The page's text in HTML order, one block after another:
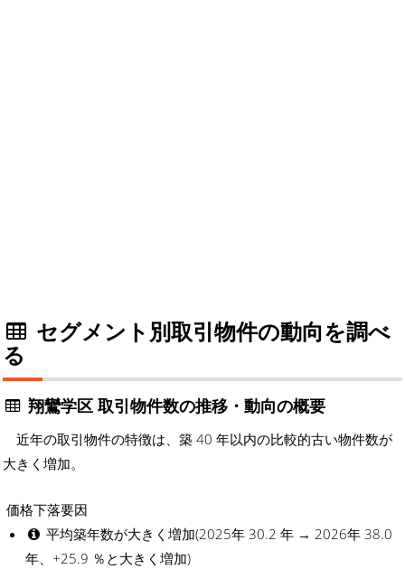
セグメント別取引物件の動向を調べ
る
翔鸞学区 取引物件数の推移・動向の概要
近年の取引物件の特徴は、築 40 年以内の比較的古い物件数が
大きく増加。
価格下落要因
平均築年数が大きく増加(2025年 30.2 年 → 2026年 38.0
年、+25.9 ％と大きく増加)